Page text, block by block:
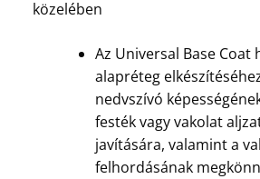
közelében
Az Universal Base Coat
alapréteg
nedvszívó
festék vagy vakolat
javítására, valamint a
felhordásának